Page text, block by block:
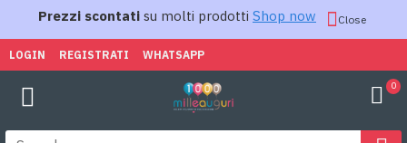
Prezzi scontati su molti prodotti Shop now Close
LOGIN REGISTRATI WHATSAPP
0